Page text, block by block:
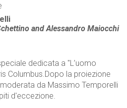
andAlessandro Maiocchi
dedicata a "L’uomo
Columbus.Dopo la proiezione
da Massimo Temporelli
d'eccezione.